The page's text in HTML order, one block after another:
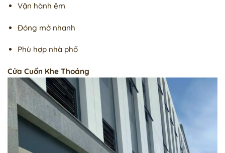
Vận hành êm
Đóng mở nhanh
Phù hợp nhà phố
Cửa Cuốn Khe Thoáng